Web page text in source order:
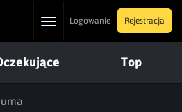
ToggleLogowanie Rejestracja
Top